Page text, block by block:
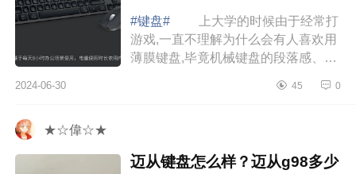
#键盘#
上大学的时候由于经常打
游戏,一直不理解为什么会有人喜欢用
薄膜键盘,毕竟机械键盘的段落感、指
RGB灯效,谁能不爱呢。下面小编为大
2024-06-30 45 0
★☆偉☆★
迈从键盘怎么样？迈从g98多少